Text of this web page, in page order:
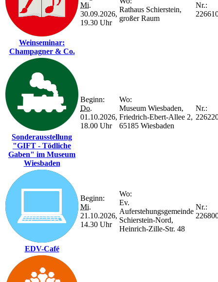
Weinseminar:
Champagner & Co.
Mi.
30.09.2026,
19.30 Uhr
Rathaus Schierstein,
großer Raum
Nr.:
Sonderausstellung
"GIFT - Tödliche
Gaben" im Museum
Wiesbaden
Beginn:
Do.
01.10.2026,
18.00 Uhr
Wo:
Museum Wiesbaden,
Friedrich-Ebert-Allee 2,
65185 Wiesbaden
Nr.:
EDV-Café
Beginn:
Mi.
21.10.2026,
14.30 Uhr
Wo:
Ev.
Auferstehungsgemeinde
Schierstein-Nord,
Heinrich-Zille-Str. 48
Nr.: